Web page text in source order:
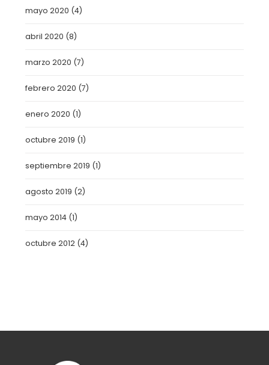
mayo 2020 (4)
abril 2020 (8)
marzo 2020 (7)
febrero 2020 (7)
enero 2020 (1)
octubre 2019 (1)
septiembre 2019 (1)
agosto 2019 (2)
mayo 2014 (1)
octubre 2012 (4)